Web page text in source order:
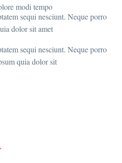
modi tempo
sequi nesciunt. Neque porro
dolor sit amet
sequi nesciunt. Neque porro
quia dolor sit